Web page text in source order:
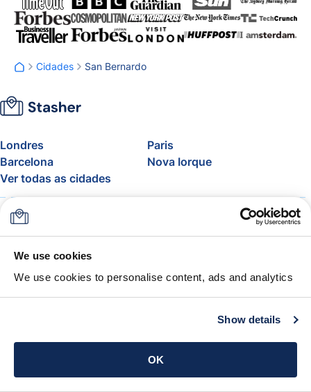
We use cookies
We use cookies to personalise content, ads and analytics
Show details
OK
Cidades San Bernardo
Londres
Paris
Barcelona
Nova Iorque
Ver todas as cidades
Sobre
FAQ
Apoio
Blogue
Franquia de bagagem aérea
A Garantia Stasher
Termos e condições
Obtém a app